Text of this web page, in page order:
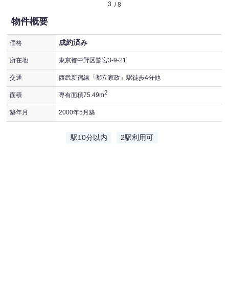
3
物件概要
価格 成約済み
所在地 東京都中野区鷺宮3-9-21
交通 西武新宿線「都立家政」駅徒歩4分他
面積 専有面積75.49m2
築年月 2000年5月築
駅10分以内 2駅利用可